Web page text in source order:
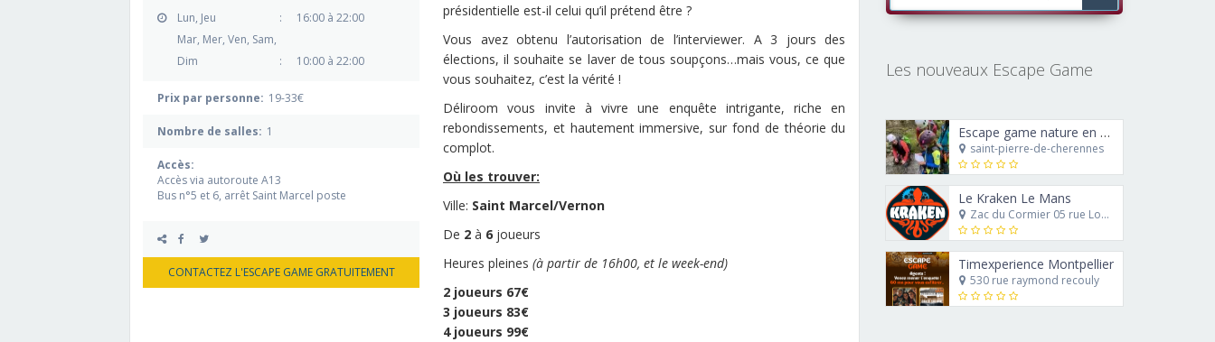
Lun, Jeu :
16:00 à 22:00
Mar, Mer, Ven, Sam,
Dim
: 10:00 à 22:00
Prix par personne: 19-33€
Nombre de salles: 1
Accès:
Accès via autoroute A13
Bus n°5 et 6, arrêt Saint Marcel poste
CONTACTEZ L'ESCAPE GAME GRATUITEMENT
présidentielle est-il celui qu’il prétend être ?
Vous avez obtenu l’autorisation de l’interviewer. A 3 jours des
élections, il souhaite se laver de tous soupçons…mais vous, ce que
vous souhaitez, c’est la vérité !
Déliroom vous invite à vivre une enquête intrigante, riche en
rebondissements, et hautement immersive, sur fond de théorie du
complot.
Où les trouver:
Ville: Saint Marcel/Vernon
De 2à 6joueurs
Heures pleines (à partir de 16h00, et le week-end)
2 joueurs 67€
3 joueurs 83€
4 joueurs 99€
Les nouveaux Escape Game
Escape game nature en canyoning : le trésor de Ra’Carmes le rouge
saint-pierre-de-cherennes
Le Kraken Le Mans
Zac du Cormier 05 rue Louis Blériot 72230 Mulsanne
Timexperience Montpellier
530 rue raymond recouly